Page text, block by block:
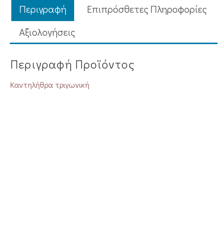
Περιγραφή
Επιπρόσθετες Πληροφορίες
Aξιολογήσεις
Περιγραφή Προϊόντος
Καντηλήθρα τριγωνική